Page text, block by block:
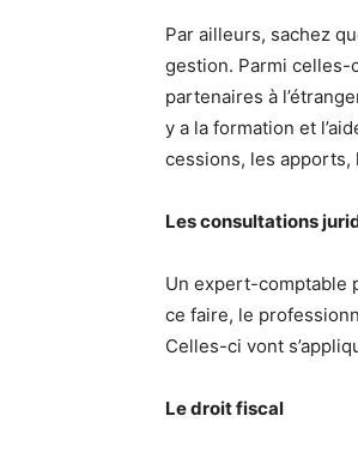
Par ailleurs, sachez
gestion. Parmi celles-
partenaires à
y a la formation et
cessions, les apports,
Les consultations
Un expert-comptable
ce faire, le
Celles-ci vont
Le droit fiscal